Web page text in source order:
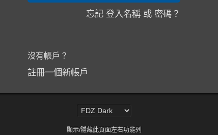
忘記 登入名稱 或 密碼？
沒有帳戶？
註冊一個新帳戶
顯示/隱藏此頁面左右功能列